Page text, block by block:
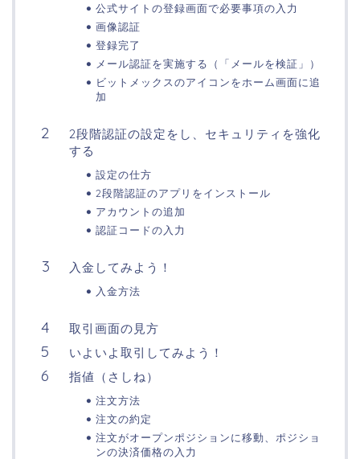
公式サイトの登録画面で必要事項の入力
画像認証
登録完了
メール認証を実施する（「メールを検証」）
ビットメックスのアイコンをホーム画面に追
加
2段階認証の設定をし、セキュリティを強化
する
設定の仕方
2段階認証のアプリをインストール
アカウントの追加
認証コードの入力
入金してみよう！
入金方法
取引画面の見方
いよいよ取引してみよう！
指値（さしね）
注文方法
注文の約定
注文がオープンポジションに移動、ポジショ
ンの決済価格の入力